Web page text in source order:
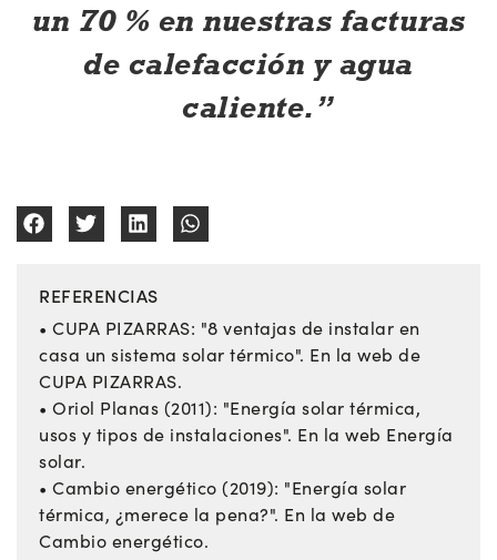
un 70 % en nuestras facturas
de calefacción y agua
caliente.
REFERENCIAS
• CUPA PIZARRAS: "8 ventajas de instalar en
casa un sistema solar térmico". En la web de
CUPA PIZARRAS.
• Oriol Planas (2011): "Energía solar térmica,
usos y tipos de instalaciones". En la web Energía
solar.
• Cambio energético (2019): "Energía solar
térmica, ¿merece la pena?". En la web de
Cambio energético.